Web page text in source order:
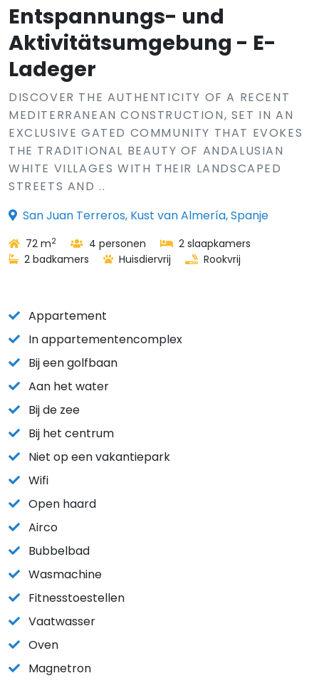
Entspannungs- und
Aktivitätsumgebung - E-
Ladeger
DISCOVER THE AUTHENTICITY OF A RECENT
MEDITERRANEAN CONSTRUCTION, SET IN AN
EXCLUSIVE GATED COMMUNITY THAT EVOKES
THE TRADITIONAL BEAUTY OF ANDALUSIAN
WHITE VILLAGES WITH THEIR LANDSCAPED
STREETS AND ..
San Juan Terreros, Kust van Almería, Spanje
72 m2 4 personen
2 slaapkamers
2 badkamers
Huisdiervrij Rookvrij
Appartement
In appartementencomplex
Bij een golfbaan
Aan het water
Bij de zee
Bij het centrum
Niet op een vakantiepark
Wifi
Open haard
Airco
Bubbelbad
Wasmachine
Fitnesstoestellen
Vaatwasser
Oven
Magnetron